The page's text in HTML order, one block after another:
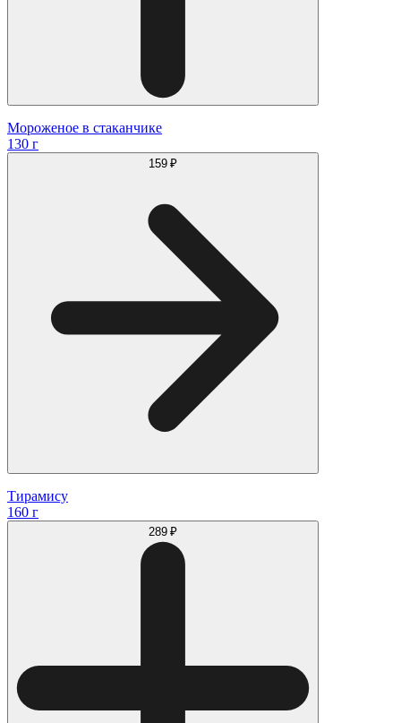
Мороженое в стаканчике
130 г
159 ₽
Тирамису
160 г
289 ₽